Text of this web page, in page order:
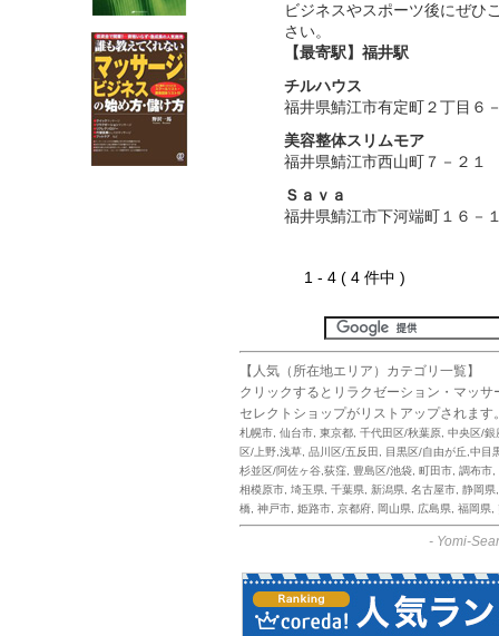
ビジネスやスポーツ後にぜひ
さい。
【最寄駅】福井駅
チルハウス
福井県鯖江市有定町２丁目６
美容整体スリムモア
福井県鯖江市西山町７－２１
Ｓａｖａ
福井県鯖江市下河端町１６－
1 - 4 ( 4 件中 )
【人気（所在地エリア）カテゴリ一覧】
クリックするとリラクゼーション・マッ
セレクトショップがリストアップされます
札幌市 仙台市 東京都 千代田区/秋葉原 中央区/銀
区/上野,浅草 品川区/五反田
目黒区/自由が丘,中目
杉並区/阿佐ヶ谷,荻窪
豊島区/池袋 町田市 調布市
相模原市 埼玉県 千葉県 新潟県 名古屋市 静岡県
橋 神戸市 姫路市 京都府 岡山県 広島県 福岡県
- Yomi-